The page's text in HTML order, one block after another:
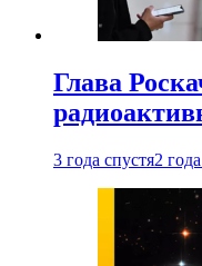
Глава
3 года спустя2